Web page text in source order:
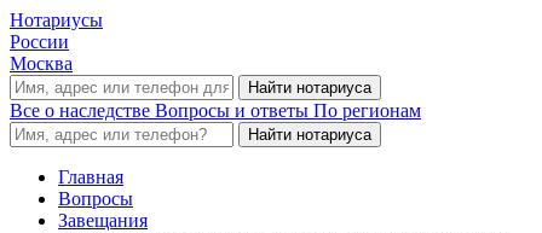
Нотариусы
России
Москва
Все о наследстве Вопросы и ответы По регионам
Главная
Вопросы
Завещания